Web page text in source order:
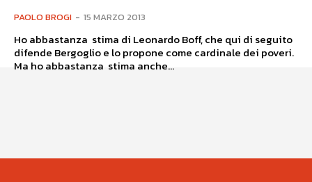
PAOLO BROGI - 15 MARZO 2013
Ho abbastanza stima di Leonardo Boff, che qui di seguito
difende Bergoglio e lo propone come cardinale dei poveri.
Ma ho abbastanza stima anche...